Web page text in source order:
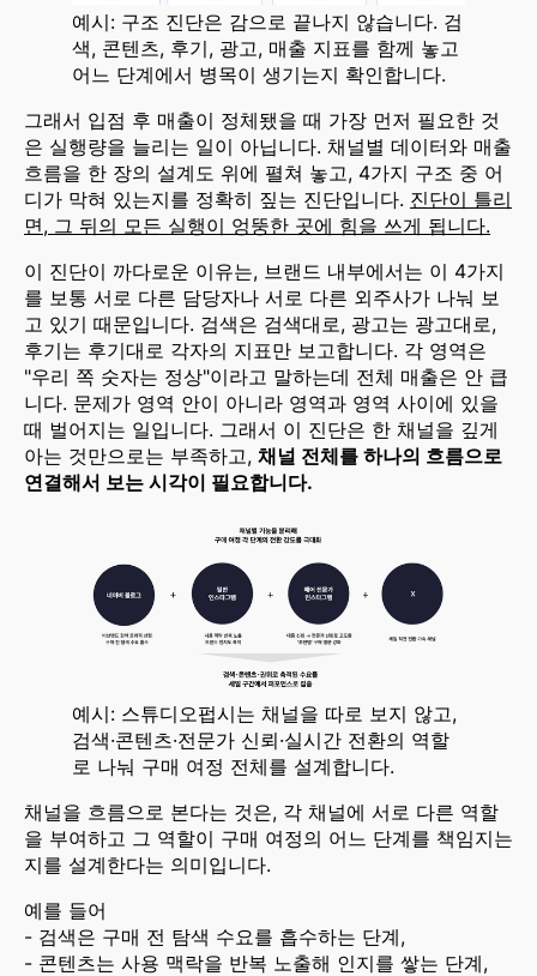
예시: 구조 진단은 감으로 끝나지 않습니다. 검
색, 콘텐츠, 후기, 광고, 매출 지표를 함께 놓고
어느 단계에서 병목이 생기는지 확인합니다.
그래서 입점 후 매출이 정체됐을 때 가장 먼저 필요한 것
은 실행량을 늘리는 일이 아닙니다. 채널별 데이터와 매출
흐름을 한 장의 설계도 위에 펼쳐 놓고, 4가지 구조 중 어
디가 막혀 있는지를 정확히 짚는 진단입니다. 진단이 틀리
면, 그 뒤의 모든 실행이 엉뚱한 곳에 힘을 쓰게 됩니다.
이 진단이 까다로운 이유는, 브랜드 내부에서는 이 4가지
를 보통 서로 다른 담당자나 서로 다른 외주사가 나눠 보
고 있기 때문입니다. 검색은 검색대로, 광고는 광고대로,
후기는 후기대로 각자의 지표만 보고합니다. 각 영역은
"우리 쪽 숫자는 정상"이라고 말하는데 전체 매출은 안 큽
니다. 문제가 영역 안이 아니라 영역과 영역 사이에 있을
때 벌어지는 일입니다. 그래서 이 진단은 한 채널을 깊게
아는 것만으로는 부족하고, 채널 전체를 하나의 흐름으로
연결해서 보는 시각이 필요합니다.
예시: 스튜디오펍시는 채널을 따로 보지 않고,
검색·콘텐츠·전문가 신뢰·실시간 전환의 역할
로 나눠 구매 여정 전체를 설계합니다.
채널을 흐름으로 본다는 것은, 각 채널에 서로 다른 역할
을 부여하고 그 역할이 구매 여정의 어느 단계를 책임지는
지를 설계한다는 의미입니다.
예를 들어
- 검색은 구매 전 탐색 수요를 흡수하는 단계,
- 콘텐츠는 사용 맥락을 반복 노출해 인지를 쌓는 단계,